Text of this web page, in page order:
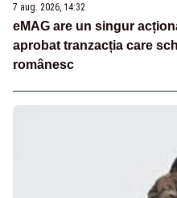
7 aug. 2026, 14:32
eMAG are un singur
aprobat tranzacția care
românesc